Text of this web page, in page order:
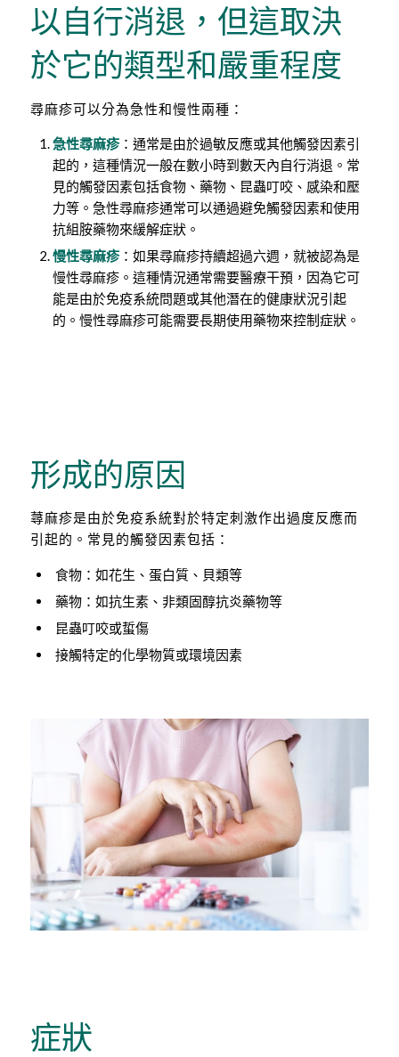
以自行消退，但這取決
於它的類型和嚴重程度
尋麻疹可以分為急性和慢性兩種：
急性尋麻疹：通常是由於過敏反應或其他觸發因素引
起的，這種情況一般在數小時到數天內自行消退。常
見的觸發因素包括食物、藥物、昆蟲叮咬、感染和壓
力等。急性尋麻疹通常可以通過避免觸發因素和使用
抗組胺藥物來緩解症狀。
慢性尋麻疹：如果尋麻疹持續超過六週，就被認為是
慢性尋麻疹。這種情況通常需要醫療干預，因為它可
能是由於免疫系統問題或其他潛在的健康狀況引起
的。慢性尋麻疹可能需要長期使用藥物來控制症狀。
形成的原因
蕁麻疹是由於免疫系統對於特定刺激作出過度反應而
引起的。常見的觸發因素包括：
食物：如花生、蛋白質、貝類等
藥物：如抗生素、非類固醇抗炎藥物等
昆蟲叮咬或蜇傷
接觸特定的化學物質或環境因素
症狀